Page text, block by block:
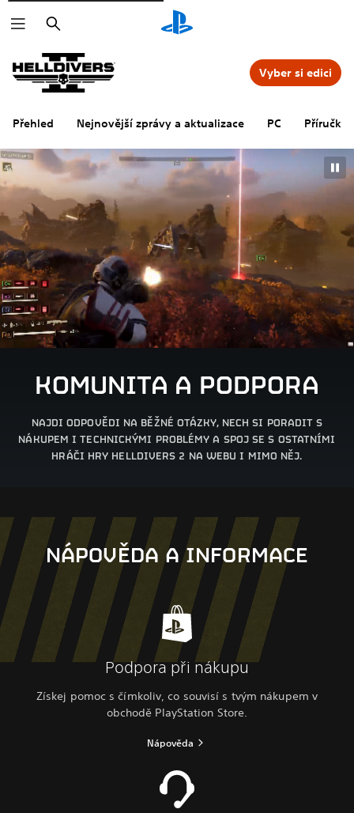
Vyhledat
Přehled Nejnovější zprávy a aktualizace PC Příručka
Vyber si edici
KOMUNITA A PODPORA
NAJDI ODPOVĚDI NA BĚŽNÉ OTÁZKY, NECH SI PORADIT S
NÁKUPEM I TECHNICKÝMI PROBLÉMY A SPOJ SE S OSTATNÍMI
HRÁČI HRY HELLDIVERS 2 NA WEBU I MIMO NĚJ.
NÁPOVĚDA A INFORMACE
Podpora při nákupu
Získej pomoc s čímkoliv, co souvisí s tvým nákupem v
obchodě PlayStation Store.
Nápověda